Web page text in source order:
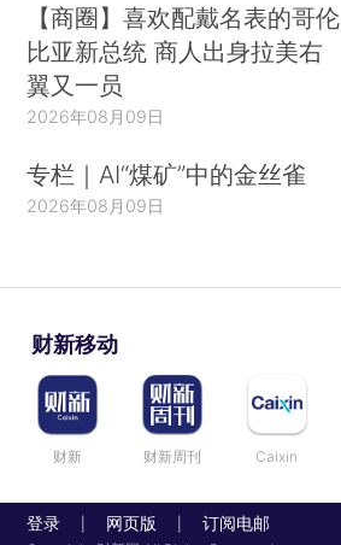
【商圈】喜欢配戴名表的哥伦
比亚新总统 商人出身拉美右
翼又一员
2026年08月09日
专栏｜AI“煤矿”中的金丝雀
2026年08月09日
财新移动
财新 财新周刊 Caixin
登录 网页版 订阅电邮